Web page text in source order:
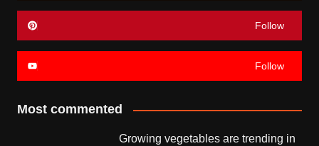
Follow
Follow
Most commented
Growing vegetables are trending in